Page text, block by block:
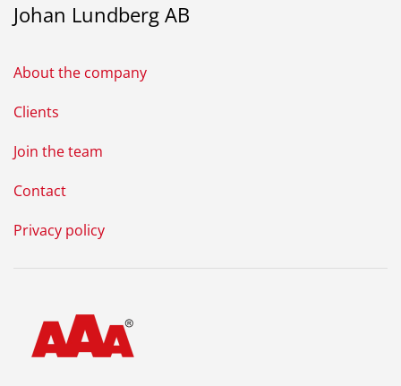
Johan Lundberg AB
About the company
Clients
Join the team
Contact
Privacy policy